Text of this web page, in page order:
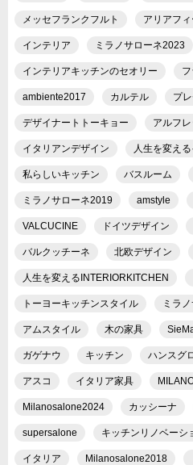
メッセフランクフルト アリアフィ
インテリア ミラノサローネ2023
インテリアキッチンのセオリー
ambiente2017 カルテル プ
デザイナートトーキョー アルフ
イタリアンデザイン 人生を変え
私らしいキッチン バスルーム
ミラノサローネ2019 amstyle
VALCUCINE ドイツデザイン
バルクッチーネ 北欧デザイン
人生を変えるINTERIORKITCHEN
トーヨーキッチンスタイル ミラ
アムスタイル 木の家具
ガゲナウ キッチン ハンスグ
アスコ イタリア家具
Milanosalone2024 カッシーナ
supersalone キッチンリノベーシ
イタリア Milanosalone2018